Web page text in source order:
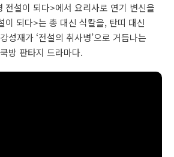
전설이 되다>에서 요리사로 연기 변신을
이 되다>는 총 대신 식칼을, 탄띠 대신
성재가 ‘전설의 취사병’으로 거듭나는
방 판타지 드라마다.